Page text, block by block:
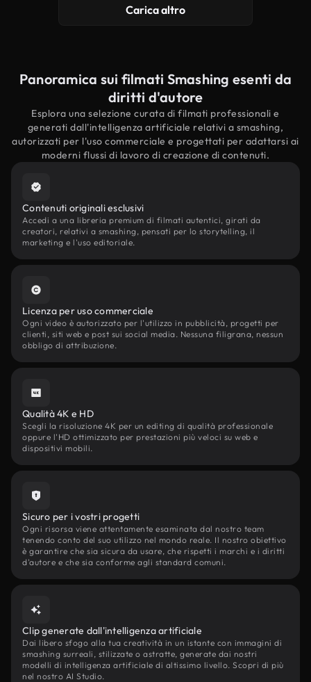
Carica altro
Panoramica sui filmati Smashing esenti da
diritti d'autore
Esplora una selezione curata di filmati professionali e
generati dall'intelligenza artificiale relativi a smashing,
autorizzati per l'uso commerciale e progettati per adattarsi ai
moderni flussi di lavoro di creazione di contenuti.
Contenuti originali esclusivi
Accedi a una libreria premium di filmati autentici, girati da
creatori, relativi a smashing, pensati per lo storytelling, il
marketing e l'uso editoriale.
Licenza per uso commerciale
Ogni video è autorizzato per l'utilizzo in pubblicità, progetti per
clienti, siti web e post sui social media. Nessuna filigrana, nessun
obbligo di attribuzione.
Qualità 4K e HD
Scegli la risoluzione 4K per un editing di qualità professionale
oppure l'HD ottimizzato per prestazioni più veloci su web e
dispositivi mobili.
Sicuro per i vostri progetti
Ogni risorsa viene attentamente esaminata dal nostro team
tenendo conto del suo utilizzo nel mondo reale. Il nostro obiettivo
è garantire che sia sicura da usare, che rispetti i marchi e i diritti
d'autore e che sia conforme agli standard comuni.
Clip generate dall'intelligenza artificiale
Dai libero sfogo alla tua creatività in un istante con immagini di
smashing surreali, stilizzate o astratte, generate dai nostri
modelli di intelligenza artificiale di altissimo livello. Scopri di più
nel nostro AI Studio.